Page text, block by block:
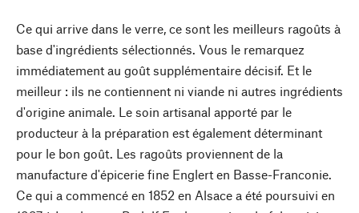
Ce qui arrive dans le verre, ce sont les meilleurs ragoûts à
base d'ingrédients sélectionnés. Vous le remarquez
immédiatement au goût supplémentaire décisif. Et le
meilleur : ils ne contiennent ni viande ni autres ingrédients
d'origine animale. Le soin artisanal apporté par le
producteur à la préparation est également déterminant
pour le bon goût. Les ragoûts proviennent de la
manufacture d'épicerie fine Englert en Basse-Franconie.
Ce qui a commencé en 1852 en Alsace a été poursuivi en